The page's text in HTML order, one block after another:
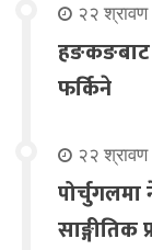
२२
हङकङबाट
फर्किने
२२
साङ्गीतिक